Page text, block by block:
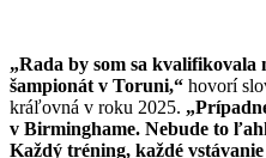
„Rada by som sa kvalifikovala
šampionát v Toruni,“ hovorí
kráľovná v roku 2025.
v Birminghame. Nebude to
Každý tréning, každé